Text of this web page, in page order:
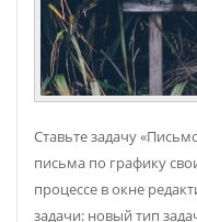
Ставьте задачу
письма по графику
процессе в окне
задачи: новый тип